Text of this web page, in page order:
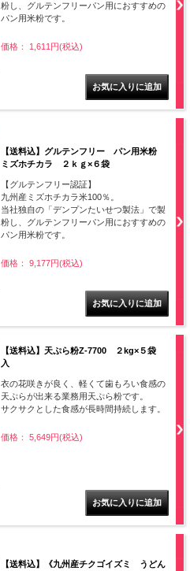
粉し、グルテンフリーパン用におすすめの
パン用米粉です。
価格： 1,611円(税込)
【送料込】グルテンフリー パン用米粉
ミズホチカラ ２ｋｇ×６袋
【グルテンフリー認証】
九州産ミズホチカラ米100％。
当社独自の「デンプンたいせつ製法」で製
粉し、グルテンフリーパン用におすすめの
パン用米粉です。
価格： 9,177円(税込)
【送料込】天ぷら粉Z-7700 ２kg×５袋
入
衣の花咲きが良く、軽くて歯もろい食感の
天ぷらが出来る業務用天ぷら粉です。
サクサクとした食感が長時間持続します。
価格： 5,649円(税込)
【送料込】《九州産チクゴイズミ うどん